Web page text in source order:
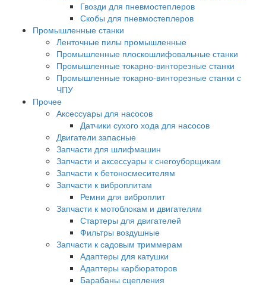
Гвозди для пневмостеплеров
Скобы для пневмостеплеров
Промышленные станки
Ленточные пилы промышленные
Промышленные плоскошлифовальные станки
Промышленные токарно-винторезные станки
Промышленные токарно-винторезные станки с
ЧПУ
Прочее
Аксессуары для насосов
Датчики сухого хода для насосов
Двигатели запасные
Запчасти для шлифмашин
Запчасти и аксессуары к снегоуборщикам
Запчасти к бетоносмесителям
Запчасти к виброплитам
Ремни для виброплит
Запчасти к мотоблокам и двигателям
Стартеры для двигателей
Фильтры воздушные
Запчасти к садовым триммерам
Адаптеры для катушки
Адаптеры карбюраторов
Барабаны сцепления